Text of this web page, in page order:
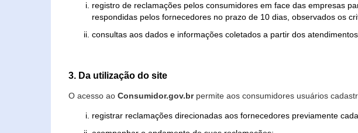
registro de reclamações pelos consumidores em face das empresas
respondidas pelos fornecedores no prazo de 10 dias, observados os
consultas aos dados e informações coletados a partir dos
3. Da utilização do site
O acesso ao Consumidor.gov.brpermite aos consumidores usuários
registrar reclamações direcionadas aos fornecedores previamente